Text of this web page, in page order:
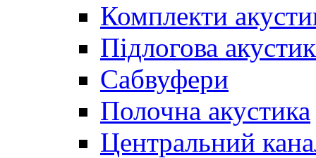
Комплекти
Підлогова
Сабвуфери
Полочна акустика
Центральний